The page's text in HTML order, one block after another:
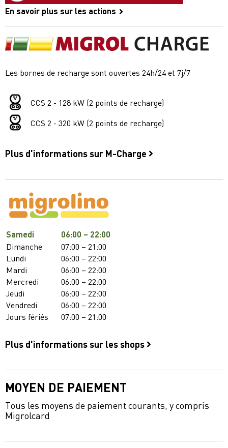
En savoir plus sur les actions
Les bornes de recharge sont ouvertes 24h/24 et 7j/7
CCS 2 - 128 kW (2 points de recharge)
CCS 2 - 320 kW (2 points de recharge)
Plus d'informations sur M-Charge
Samedi 06:00 – 22:00
Dimanche
07:00 – 21:00
Lundi
06:00 – 22:00
Mardi
06:00 – 22:00
Mercredi
06:00 – 22:00
Jeudi
06:00 – 22:00
Vendredi
06:00 – 22:00
Jours fériés
07:00 – 21:00
Plus d'informations sur les shops
MOYEN DE PAIEMENT
Tous les moyens de paiement courants, y compris
Migrolcard